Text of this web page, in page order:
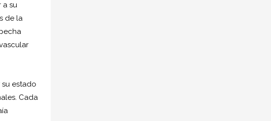
a su
de la
estado
Cada